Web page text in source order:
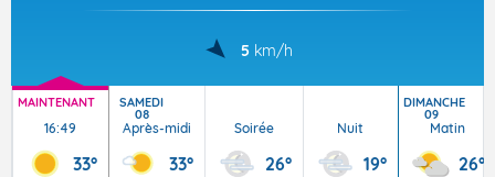
5 km/h
MAINTENANT
16:49
33°
SAMEDI
08
Après-midi
33°
Soirée
26°
Nuit
19°
DIMANCHE
09
Matin
26°